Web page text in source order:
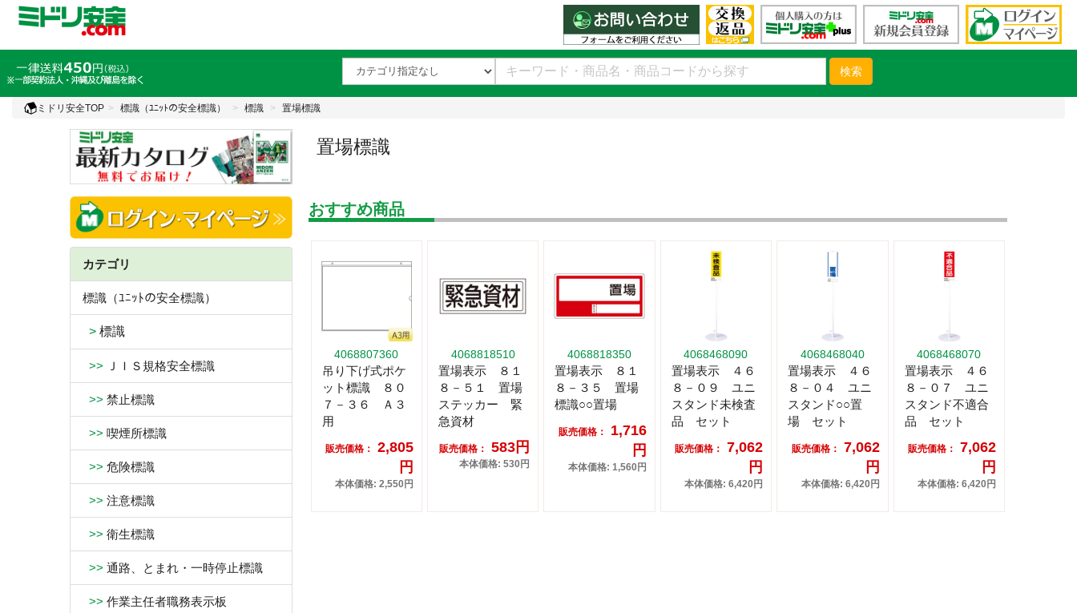
検索
ミドリ安全TOP 標識（ﾕﾆｯﾄの安全標識） 標識 置場標識
カテゴリ
標識（ﾕﾆｯﾄの安全標識）
> 標識
>> ＪＩＳ規格安全標識
>> 禁止標識
>> 喫煙所標識
>> 危険標識
>> 注意標識
>> 衛生標識
>> 通路、とまれ・一時停止標識
>> 作業主任者職務表示板
置場標識
おすすめ商品
4068807360
吊り下げ式ポケ
ット標識 ８０
７－３６ Ａ３
用
販売価格：
2,805
円
本体価格: 2,550円
4068818510
置場表示 ８１
８－５１ 置場
ステッカー 緊
急資材
販売価格： 583円
本体価格: 530円
4068818350
置場表示 ８１
８－３５ 置場
標識○○置場
販売価格：
1,716
円
本体価格: 1,560円
4068468090
置場表示 ４６
８－０９ ユニ
スタンド未検査
品 セット
販売価格：
7,062
円
本体価格: 6,420円
4068468040
置場表示 ４６
８－０４ ユニ
スタンド○○置
場 セット
販売価格：
7,062
円
本体価格: 6,420円
4068468070
置場表示 ４６
８－０７ ユニ
スタンド不適合
品 セット
販売価格：
7,062
円
本体価格: 6,420円